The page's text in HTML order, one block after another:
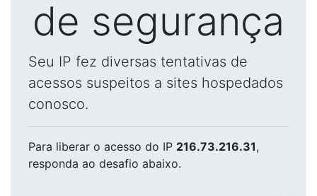
de segurança
Seu IP fez diversas tentativas de
acessos suspeitos a sites hospedados
conosco.
Para liberar o acesso do IP 216.73.216.31,
responda ao desafio abaixo.